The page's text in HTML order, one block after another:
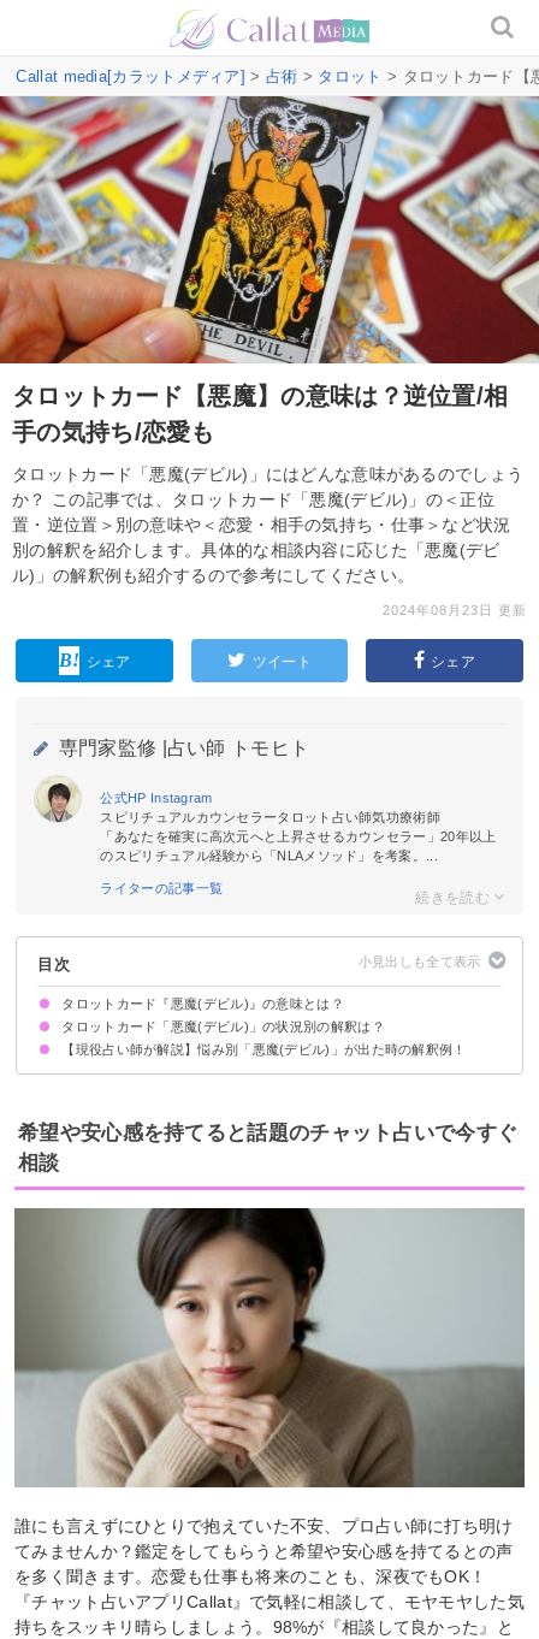
Callat media[カラットメディア] > 占術 > タロット > タロットカード【
タロットカード【悪魔】の意味は？逆位置/相
手の気持ち/恋愛も
タロットカード「悪魔(デビル)」にはどんな意味があるのでしょう
か？ この記事では、タロットカード「悪魔(デビル)」の＜正位
置・逆位置＞別の意味や＜恋愛・相手の気持ち・仕事＞など状況
別の解釈を紹介します。具体的な相談内容に応じた「悪魔(デビ
ル)」の解釈例も紹介するので参考にしてください。
2024年08月23日 更新
シェア ツイート シェア
専門家監修 | 占い師 トモヒト
公式HP Instagram
スピリチュアルカウンセラータロット占い師気功療術師
「あなたを確実に高次元へと上昇させるカウンセラー」20年以上
のスピリチュアル経験から「NLAメソッド」を考案。...
ライターの記事一覧
目次
タロットカード『悪魔(デビル)』の意味とは？
絵柄の示す意味
正位置が出た時の基本的な意味・解釈
逆位置が出た時の基本的な意味・解釈
タロットカード「悪魔(デビル)」の状況別の解釈は？
恋愛｜正位置が出た時
恋愛｜逆位置が出た時
相手の気持ち｜正位置が出た時
相手の気持ち｜逆位置が出た時
復縁｜正位置が出た時
復縁｜逆位置が出た時
片思いの未来｜正位置が出た時
片思いの未来｜逆位置が出た時
仕事｜正位置が出た時
仕事｜逆位置が出た時
人間関係｜正位置が出た時
人間関係｜逆位置が出た時
金運｜正位置が出た時
金運｜逆位置が出た時
【現役占い師が解説】悩み別「悪魔(デビル)」が出た時の解釈例！
友人との関係について
将来の展望について
彼女との復縁について
希望や安心感を持てると話題のチャット占いで今すぐ
相談
誰にも言えずにひとりで抱えていた不安、プロ占い師に打ち明け
てみませんか？鑑定をしてもらうと希望や安心感を持てるとの声
を多く聞きます。恋愛も仕事も将来のことも、深夜でもOK！
『チャット占いアプリCallat』で気軽に相談して、モヤモヤした気
持ちをスッキリ晴らしましょう。98%が『相談して良かった』と